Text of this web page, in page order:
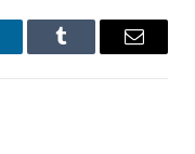
Tumblr Email